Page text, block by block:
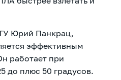
Юрий Панкрац,
эффективным
работает при
до плюс 50 градусов.